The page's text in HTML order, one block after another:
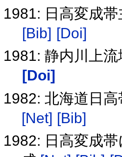
1981: 日高変成
[Bib] [Doi]
1981: 静内川上
[Doi]
1982: 北海道日
[Net] [Bib]
1982: 日高変成